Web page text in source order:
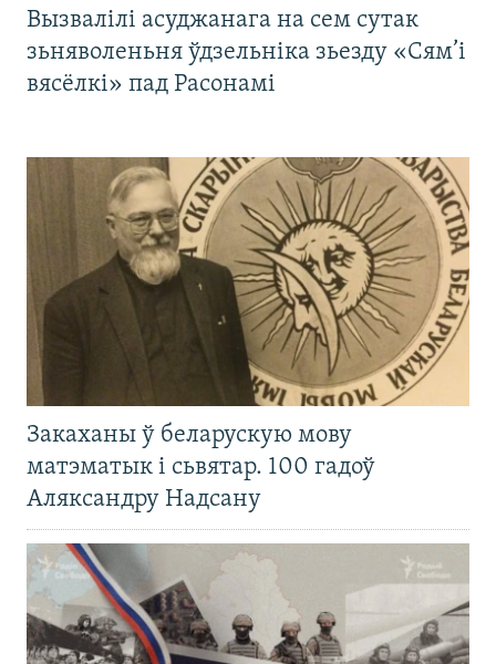
Вызвалілі асуджанага на сем сутак
зьняволеньня ўдзельніка зьезду «Сям’і
вясёлкі» пад Расонамі
Закаханы ў беларускую мову
матэматык і сьвятар. 100 гадоў
Аляксандру Надсану